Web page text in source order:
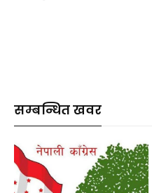
सम्बन्धित खवर